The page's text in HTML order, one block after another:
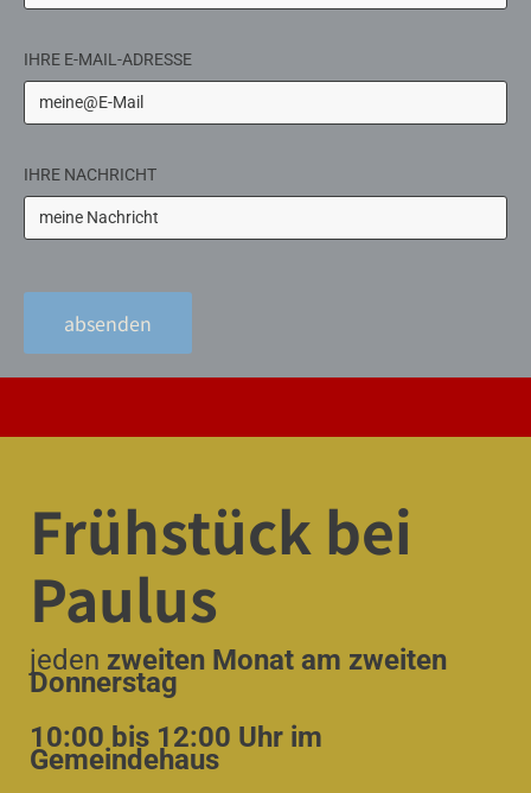
IHRE E-MAIL-ADRESSE
IHRE NACHRICHT
Frühstück bei
Paulus
jeden zweiten Monat am zweiten
Donnerstag
10:00 bis 12:00 Uhr im
Gemeindehaus